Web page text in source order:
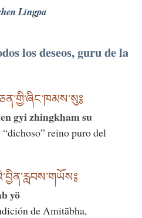
Lingpa
los deseos, guru de la
gyi zhingkham su
reino puro del
yö
de Amitābha,